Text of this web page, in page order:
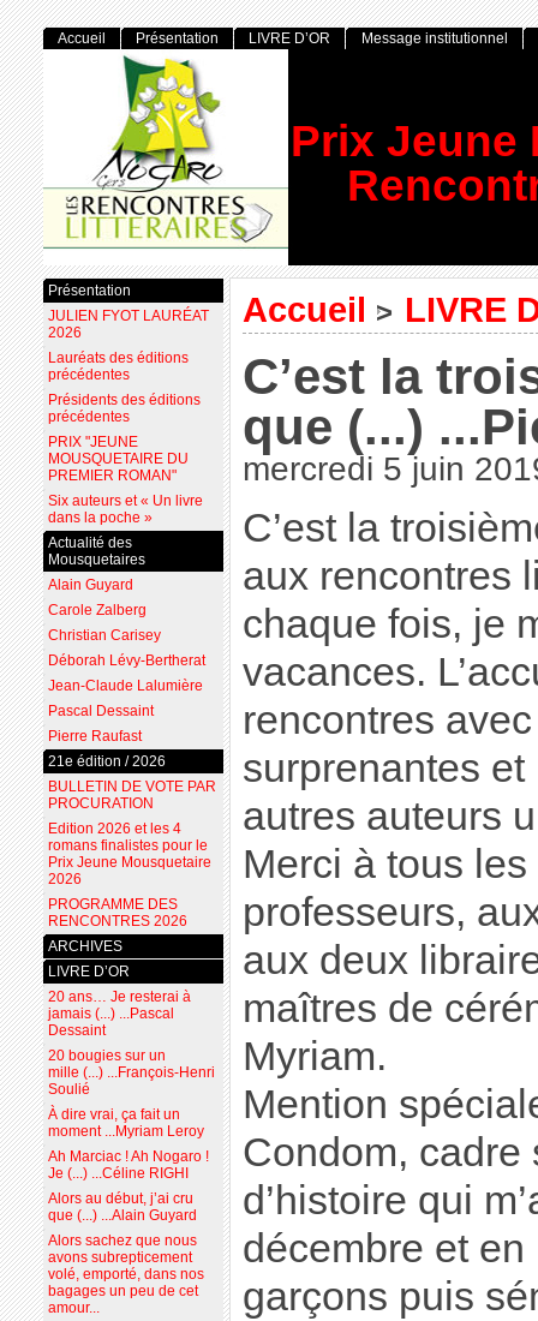
Prix Jeune
Accueil > LIVRE
C’est la
que (...)
mercredi 5 juin
C’est la
aux rencontres
chaque fois, je
vacances.
rencontres
surprenantes
autres auteurs
Merci à tous
professeurs,
aux deux
maîtres de
Myriam.
Mention
Condom, cadre
d’histoire qui
décembre et
garçons puis
Accueil Présentation LIVRE D’OR Message institutionnel
Présentation
JULIEN FYOT LAURÉAT
2026
Lauréats des éditions
précédentes
Présidents des éditions
précédentes
PRIX "JEUNE
MOUSQUETAIRE DU
PREMIER ROMAN"
Six auteurs et « Un livre
dans la poche »
Actualité des
Mousquetaires
Alain Guyard
Carole Zalberg
Christian Carisey
Déborah Lévy-Bertherat
Jean-Claude Lalumière
Pascal Dessaint
Pierre Raufast
21e édition / 2026
BULLETIN DE VOTE PAR
PROCURATION
Edition 2026 et les 4
romans finalistes pour le
Prix Jeune Mousquetaire
2026
PROGRAMME DES
RENCONTRES 2026
ARCHIVES
LIVRE D’OR
20 ans… Je resterai à
jamais (...) ...Pascal
Dessaint
20 bougies sur un
mille (...) ...François-Henri
Soulié
À dire vrai, ça fait un
moment ...Myriam Leroy
Ah Marciac ! Ah Nogaro !
Je (...) ...Céline RIGHI
Alors au début, j’ai cru
que (...) ...Alain Guyard
Alors sachez que nous
avons subrepticement
volé, emporté, dans nos
bagages un peu de cet
amour...